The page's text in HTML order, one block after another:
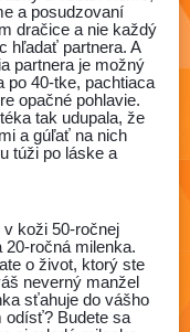
a posudzovaní
dračice a nie každý
hľadať partnera. A
partnera je možný
po 40-tke, pachtiaca
opačné pohlavie.
tak udupala, že
a gúľať na nich
túži po láske a
koži 50-ročnej
20-ročná milenka.
o život, ktorý ste
neverný manžel
sťahuje do vášho
odísť? Budete sa